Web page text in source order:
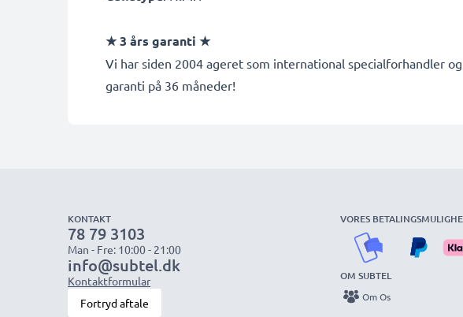
★ 3 års garanti ★
Vi har siden 2004 ageret som international specialforhandler
garanti på 36 måneder!
KONTAKT
78 79 3103
Man - Fre: 10:00 - 21:00
info@subtel.dk
Kontaktformular
Fortryd aftale
VORES
OM SUBTEL
Om Os